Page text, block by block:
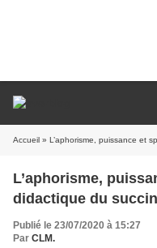
Accueil » L’aphorisme, puissance et
L’aphorisme,
didactique du
Publié le 23/07/2020 à 15:27
Par CLM.